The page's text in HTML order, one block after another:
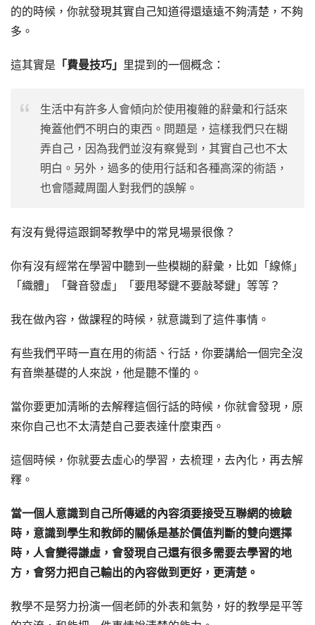
的的時候，你就發現其實自己知道得還遠遠不夠清楚，不夠
多。
這其實是 「費曼技巧」 里提到的一個概念：
生活中有許多人會傾向於使用複雜的辭彙和行話來
掩蓋他們不明白的東西。問題是，這樣我們只在糊
弄自己，因為我們並沒有察覺到，其實自己也不太
明白。另外，過多的使用行話和各種高深的術語，
也會隱藏周圍人對我們的誤解。
有沒有覺得這跟鋼琴教學中的常見場景很像？
你有沒有經常在學習中聽到一些模糊的辭彙，比如「線條」
「織體」「聲音發虛」「要甩琴鍵不要敲琴鍵」等等？
我在做內容，做課程的時候，就意識到了這件事情。
有些我們平時一直在用的術語、行話，你要講給一個完全沒
有音樂基礎的人來說，他是聽不懂的。
當你要更加清晰的去解釋這個行話的時候，你就會發現，原
來你自己也不太清楚自己要表達什麼東西。
這個時候，你就要去虛心的學習，去梳理，去內化，再去解
釋。
當一個人意識到自己所傳遞的內容須要接受互聯網的檢驗
時，意識到學生和教師的關係是基於價值判斷的雙向選擇
時，人會變得謙虛，會發現自己還有很多需要去學習的地
方，會努力把自己輸出的內容做到更好，更清楚。
教學不是努力扮演一個老師的外表和氣勢，好的教學是平等